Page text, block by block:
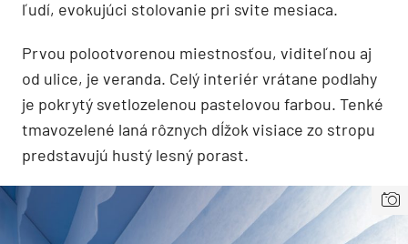
ľudí, evokujúci stolovanie pri svite mesiaca.
Prvou polootvorenou miestnosťou, viditeľnou aj
od ulice, je veranda. Celý interiér vrátane podlahy
je pokrytý svetlozelenou pastelovou farbou. Tenké
tmavozelené laná rôznych dĺžok visiace zo stropu
predstavujú hustý lesný porast.